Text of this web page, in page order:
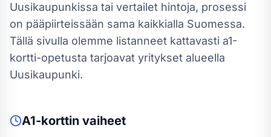
Uusikaupunkissa tai vertailet hintoja, prosessi
on pääpiirteissään sama kaikkialla Suomessa.
Tällä sivulla olemme listanneet kattavasti a1-
kortti-opetusta tarjoavat yritykset alueella
Uusikaupunki.
A1-korttin vaiheet